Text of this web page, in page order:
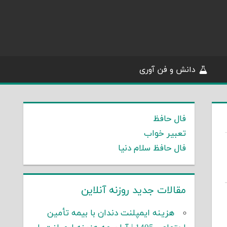
دانش و فن آوری
فال حافظ
تعبیر خواب
فال حافظ سلام دنیا
مقالات جدید روزنه آنلاین
هزینه ایمپلنت دندان با بیمه تأمین